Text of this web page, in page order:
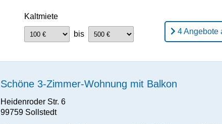
Kaltmiete
bis 4 Angebote
Schöne 3-Zimmer-Wohnung mit Balkon
Heidenroder Str. 6
99759 Sollstedt